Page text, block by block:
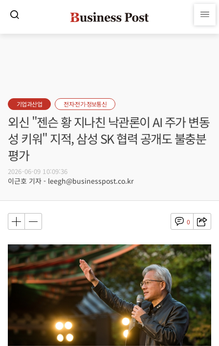
기업과산업 전자·전기·정보통신
외신 "젠슨 황 지나친 낙관론이 AI 주가 변동
성 키워" 지적, 삼성 SK 협력 공개도 불충분
평가
2026-06-09 10:09:36
이근호 기자 - leegh@businesspost.co.kr
0